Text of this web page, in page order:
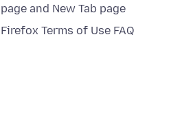
page and New Tab page
Firefox Terms of Use FAQ